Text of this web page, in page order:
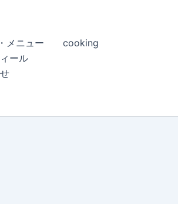
メニュー
cooking
ール